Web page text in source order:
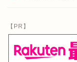
【PR】